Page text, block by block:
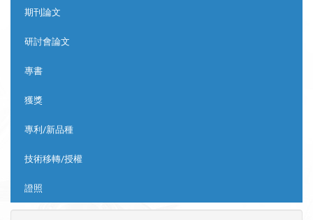
期刊論文
研討會論文
專書
獲獎
專利/新品種
技術移轉/授權
證照